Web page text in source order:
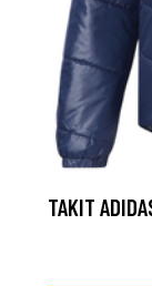
TAKIT